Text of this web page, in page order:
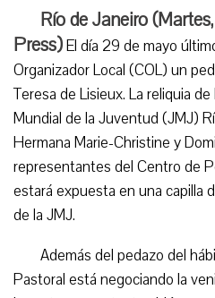
Río de Janeiro
Press)El día 29 de mayo
Organizador Local (COL) un
Teresa de Lisieux. La reliquia
Mundial de la Juventud (JMJ)
Hermana Marie-Christine y
representantes del Centro de
estará expuesta en una capilla
de la JMJ.
Además del pedazo del
Pastoral está negociando la